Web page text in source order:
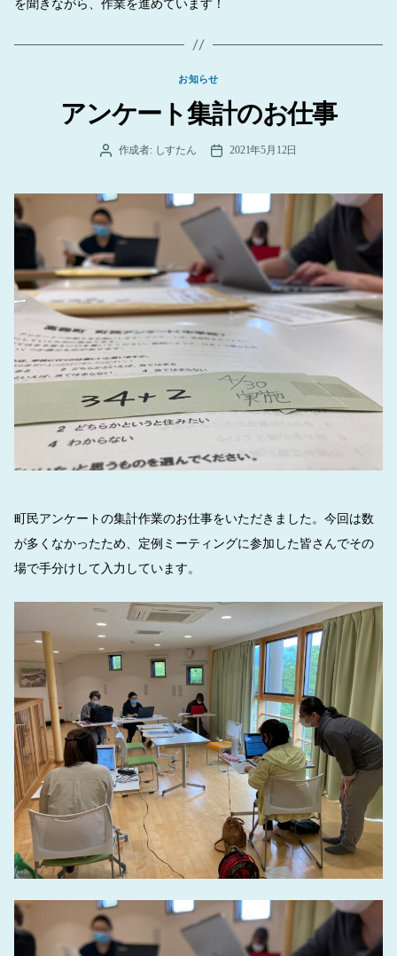
を聞きながら、作業を進めています！
カ
ゴ
リ
お知らせ
アンケート集計のお仕事
投 作成者: しすたん
投 2021年5月12日
町民アンケートの集計作業のお仕事をいただきました。今回は数
が多くなかったため、定例ミーティングに参加した皆さんでその
場で手分けして入力しています。